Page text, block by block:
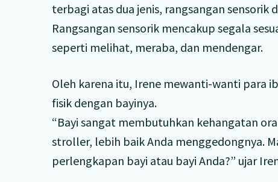
terbagi atas dua jenis, rangsangan sensorik
Rangsangan sensorik mencakup segala
seperti melihat, meraba, dan mendengar.
Oleh karena itu, Irene mewanti-wanti para
fisik dengan bayinya.
“Bayi sangat membutuhkan kehangatan
stroller, lebih baik Anda menggedongnya.
perlengkapan bayi atau bayi Anda?” ujar